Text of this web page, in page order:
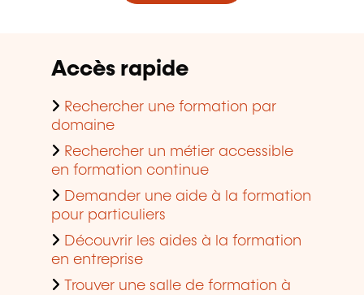
Accès rapide
Rechercher une formation par
domaine
Rechercher un métier accessible
en formation continue
Demander une aide à la formation
pour particuliers
Découvrir les aides à la formation
en entreprise
Trouver une salle de formation à